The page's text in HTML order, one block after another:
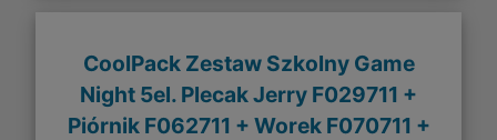
CoolPack Zestaw Szkolny Game
Night 5el. Plecak Jerry F029711 +
Piórnik F062711 + Worek F070711 +